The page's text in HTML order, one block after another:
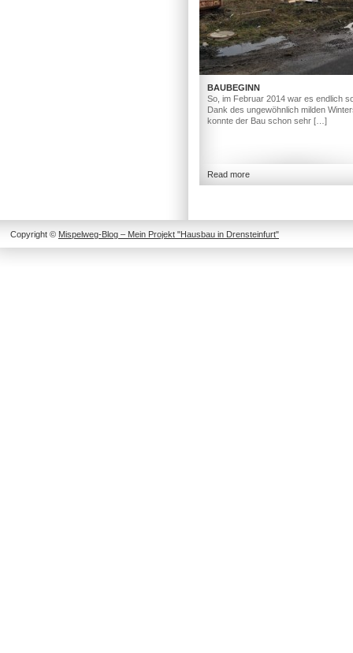
BAUBEGINN
So, im Februar 2014 war es endlich
Dank des ungewöhnlich milden
konnte der Bau schon sehr […]
Read more
Copyright © Mispelweg-Blog – Mein Projekt "Hausbau in Drensteinfurt"